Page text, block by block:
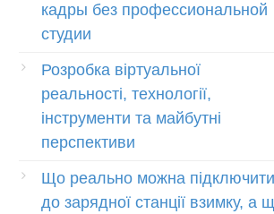
кадры без профессиональной
студии
Розробка віртуальної
реальності, технології,
інструменти та майбутні
перспективи
Що реально можна підключити
до зарядної станції взимку, а